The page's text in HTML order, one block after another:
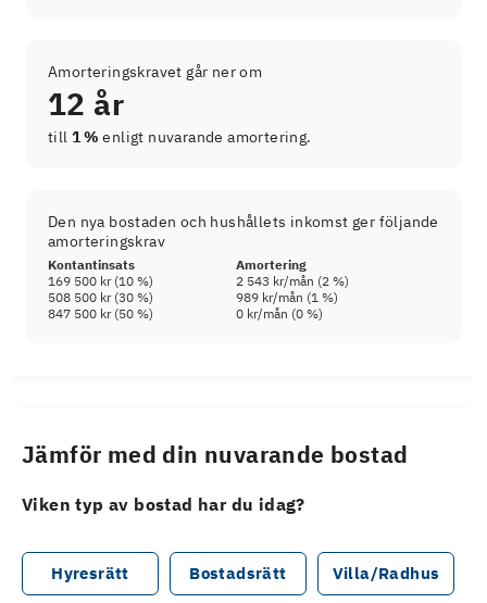
Amorteringskravet går ner om
12 år
till 1 % enligt nuvarande amortering.
Den nya bostaden och hushållets inkomst ger följande
amorteringskrav
Kontantinsats
Amortering
169 500 kr(10 %) 2 543 kr/mån (2 %)
508 500 kr(30 %) 989 kr/mån (1 %)
847 500 kr(50 %) 0 kr/mån (0 %)
Jämför med din nuvarande bostad
Viken typ av bostad har du idag?
Hyresrätt Bostadsrätt Villa/Radhus